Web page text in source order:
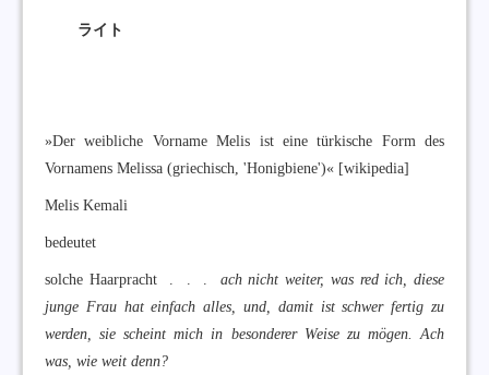
ライト
»Der weibliche Vorname Melis ist eine türkische Form des
Vornamens Melissa (griechisch, 'Honigbiene')« [wikipedia]
Melis Kemali
bedeutet
solche Haarpracht . . . ach nicht weiter, was red ich, diese
junge Frau hat einfach alles, und, damit ist schwer fertig zu
werden, sie scheint mich in besonderer Weise zu mögen. Ach
was, wie weit denn?